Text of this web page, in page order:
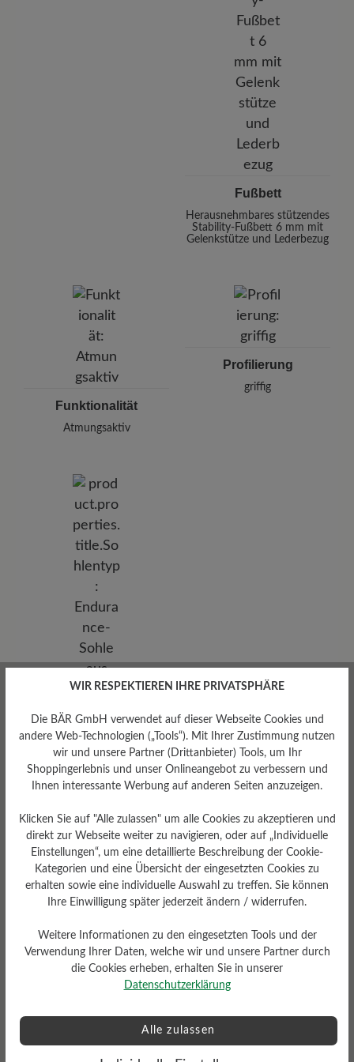
Fußbett
Herausnehmbares stützendes
Stability-Fußbett 6 mm mit
Gelenkstütze und Lederbezug
Funktionalität
Atmungsaktiv
Profilierung
griffig
Sohlentyp
Gummi
Bewertungen lesen
Durchschnittliche Bewertung
4 von 5 Sternen
WIR RESPEKTIEREN IHRE PRIVATSPHÄRE
Die BÄR GmbH verwendet auf dieser Webseite Cookies und
andere Web-Technologien („Tools“). Mit Ihrer Zustimmung nutzen
wir und unsere Partner (Drittanbieter) Tools, um Ihr
Shoppingerlebnis und unser Onlineangebot zu verbessern und
Ihnen interessante Werbung auf anderen Seiten anzuzeigen.
Klicken Sie auf "Alle zulassen" um alle Cookies zu akzeptieren und
direkt zur Webseite weiter zu navigieren, oder auf „Individuelle
Einstellungen“, um eine detaillierte Beschreibung der Cookie-
Kategorien und eine Übersicht der eingesetzten Cookies zu
erhalten sowie eine individuelle Auswahl zu treffen. Sie können
Ihre Einwilligung später jederzeit ändern / widerrufen.
Weitere Informationen zu den eingesetzten Tools und der
Verwendung Ihrer Daten, welche wir und unsere Partner durch
die Cookies erheben, erhalten Sie in unserer
Datenschutzerklärung
Alle zulassen